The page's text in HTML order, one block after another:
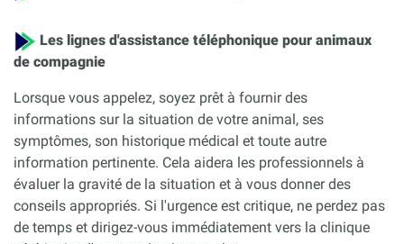
Les lignes d'assistance téléphonique pour animaux
de compagnie
Lorsque vous appelez, soyez prêt à fournir des
informations sur la situation de votre animal, ses
symptômes, son historique médical et toute autre
information pertinente. Cela aidera les professionnels à
évaluer la gravité de la situation et à vous donner des
conseils appropriés. Si l'urgence est critique, ne perdez pas
de temps et dirigez-vous immédiatement vers la clinique